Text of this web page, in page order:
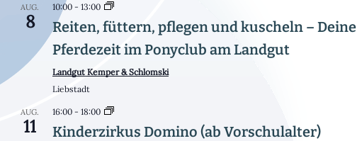
AUG.
8
10:00 - 13:00
Reiten, füttern, pflegen und kuscheln – Deine
Pferdezeit im Ponyclub am Landgut
Landgut Kemper & Schlomski
Liebstadt
AUG.
11
16:00 - 18:00
Kinderzirkus Domino (ab Vorschulalter)